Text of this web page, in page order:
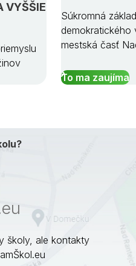
VYŠŠIE
Súkromná
demokratického
mestská časť
To ma zaujíma
školy, ale kontakty